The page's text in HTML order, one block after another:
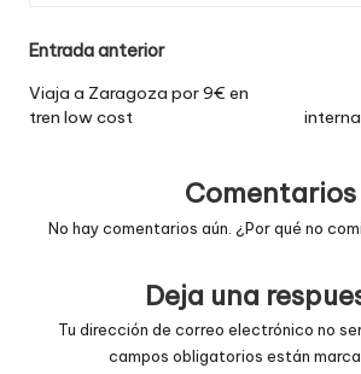
Navegación
de
entradas
Entrada anterior
Viaja a Zaragoza por 9€ en
tren low cost
Comentarios
No hay comentarios aún. ¿Por qué no
Deja una
Tu dirección de correo electrónico no
campos obligatorios están